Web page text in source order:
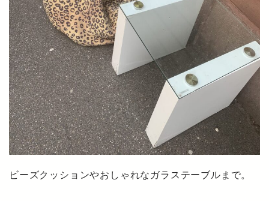
ビーズクッションやおしゃれなガラステーブルまで。